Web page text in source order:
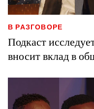
В РАЗГОВОРЕ
Подкаст
вносит вклад в